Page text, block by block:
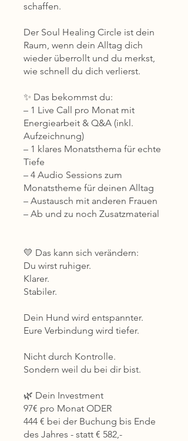
schaffen.
Der Soul Healing Circle ist dein
Raum, wenn dein Alltag dich
wieder überrollt und du merkst,
wie schnell du dich verlierst.
✨ Das bekommst du:
– 1 Live Call pro Monat mit
Energiearbeit & Q&A (inkl.
Aufzeichnung)
– 1 klares Monatsthema für echte
Tiefe
– 4 Audio Sessions zum
Monatstheme für deinen Alltag
– Austausch mit anderen Frauen
– Ab und zu noch Zusatzmaterial
💛 Das kann sich verändern:
Du wirst ruhiger.
Klarer.
Stabiler.
Dein Hund wird entspannter.
Eure Verbindung wird tiefer.
Nicht durch Kontrolle.
Sondern weil du bei dir bist.
🌿 Dein Investment
97€ pro Monat ODER
444 € bei der Buchung bis Ende
des Jahres - statt € 582,-